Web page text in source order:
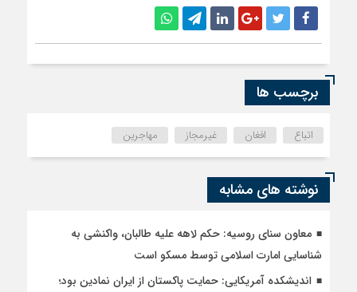
برچسب ها
اتباع افغان غیرمجاز مهاجرین
نوشته های مشابه
معاون سنای روسیه: حکم لاهه علیه طالبان، واکنشی به
شناسایی امارت اسلامی توسط مسکو است
اندیشکده آمریکایی: حمایت پاکستان از ایران نمادین بود؛